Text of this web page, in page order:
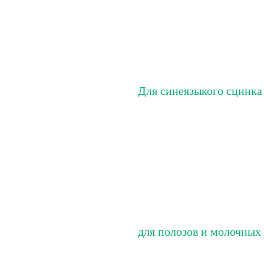
Для синеязыкого сцинка
для полозов и молочных